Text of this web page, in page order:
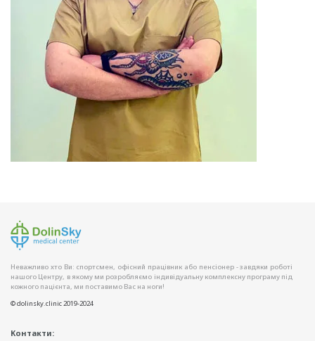
Неважливо хто Ви: спортсмен, офісний працівник або пенсіонер - завдяки роботі
нашого Центру, в якому ми розробляємо індивідуальну комплексну програму під
кожного пацієнта, ми поставимо Вас на ноги!
© dolinsky.clinic 2019-2024
Контакти: